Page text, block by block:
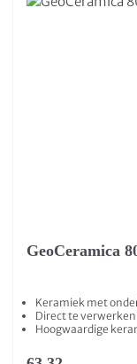
GeoCeramica
Keramiek met
Direct te verwerken
Hoogwaardige